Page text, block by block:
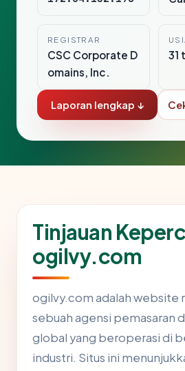
REGISTRAR
CSC Corporate D
omains, Inc.
31
Laporan lengkap ↓
Tinjauan
ogilvy.com
ogilvy.com adalah website
sebuah agensi pemasaran
global yang beroperasi di
industri. Situs ini